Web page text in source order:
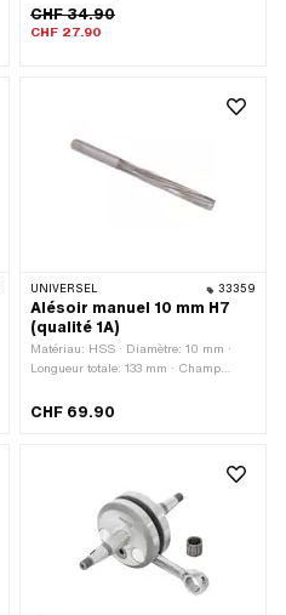
Largeur: 16.6 mm · Fabricant: Stage6 ·
Cage de roulement: Cage d'argent ·
CHF 34.90
CHF 27.90
UNIVERSEL 33359
Alésoir manuel 10 mm H7
(qualité 1A)
Matériau: HSS · Diamètre: 10 mm ·
Longueur totale: 133 mm · Champ
CHF 69.90